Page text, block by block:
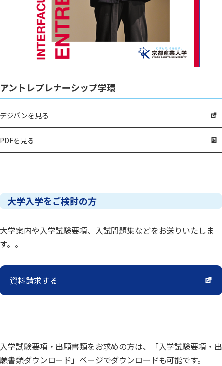
アントレプレナーシップ学環
デジパンを見る
PDFを見る
大学入学をご検討の方
大学案内や入学試験要項、入試問題集などをお送りいたしま
す。。
資料請求する
入学試験要項・出願書類をお求めの方は、「入学試験要項・出
願書類ダウンロード」ページでダウンロードも可能です。